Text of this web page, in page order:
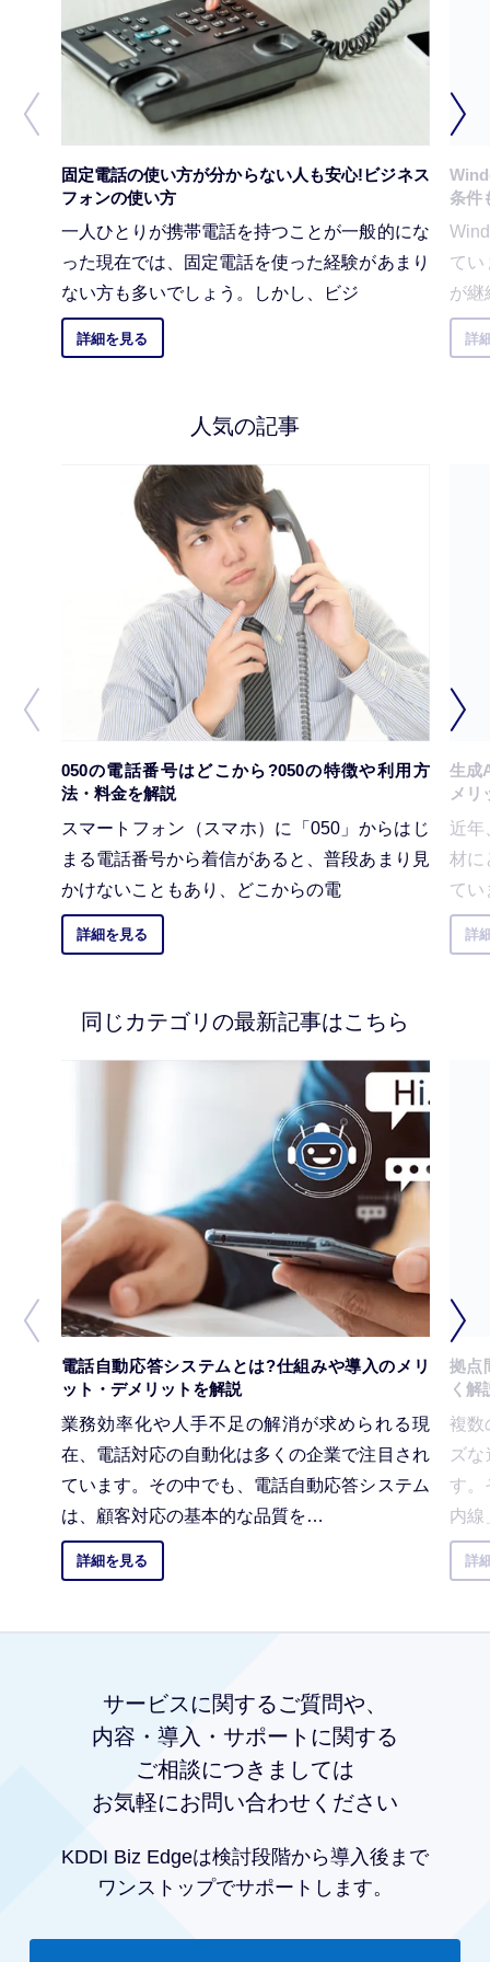
固定電話の使い方が分からない人も安心!ビジネス
フォンの使い方
一人ひとりが携帯電話を持つことが一般的にな
った現在では、固定電話を使った経験があまり
ない方も多いでしょう。しかし、ビジ
詳細を見る
条件
て
が継
詳
人気の記事
050の電話番号はどこから?050の特徴や利用方
法・料金を解説
スマートフォン（スマホ）に「050」からはじ
まる電話番号から着信があると、普段あまり見
かけないこともあり、どこからの電
詳細を見る
生成
メリ
近年
材に
てい
詳
同じカテゴリの最新記事はこちら
電話自動応答システムとは?仕組みや導入のメリ
ット・デメリットを解説
業務効率化や人手不足の解消が求められる現
在、電話対応の自動化は多くの企業で注目され
ています。その中でも、電話自動応答システム
は、顧客対応の基本的な品質を…
詳細を見る
拠点
く解
複数
ズ
す。
内線
詳
サービスに関するご質問や、
内容・導入・サポートに関する
ご相談につきましては
お気軽にお問い合わせください
KDDI Biz Edgeは検討段階から導入後まで
ワンストップでサポートします。